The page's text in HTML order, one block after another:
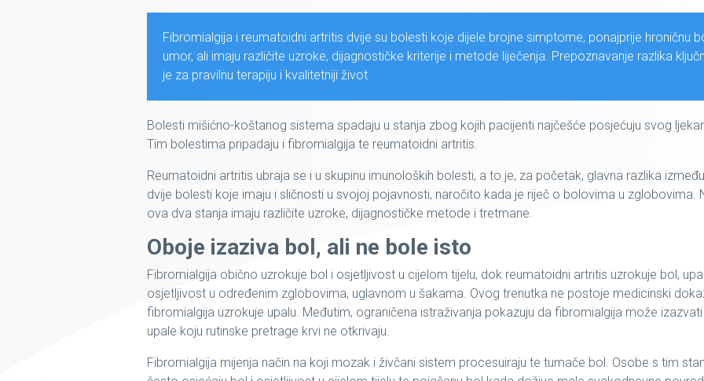
Fibromialgija i reumatoidni artritis dvije su bolesti koje dijele brojne simptome, ponajprije hroničnu
umor, ali imaju različite uzroke, dijagnostičke kriterije i metode liječenja. Prepoznavanje razlika
je za pravilnu terapiju i kvalitetniji život
Bolesti mišićno-koštanog sistema spadaju u stanja zbog kojih pacijenti najčešće posjećuju svog
Tim bolestima pripadaju i fibromialgija te reumatoidni artritis.
Reumatoidni artritis ubraja se i u skupinu imunoloških bolesti, a to je, za početak, glavna razlika
dvije bolesti koje imaju i sličnosti u svojoj pojavnosti, naročito kada je riječ o bolovima u zglobovima.
ova dva stanja imaju različite uzroke, dijagnostičke metode i tretmane.
Oboje izaziva bol, ali ne bole isto
Fibromialgija obično uzrokuje bol i osjetljivost u cijelom tijelu, dok reumatoidni artritis uzrokuje bol,
osjetljivost u određenim zglobovima, uglavnom u šakama. Ovog trenutka ne postoje medicinski
fibromialgija uzrokuje upalu. Međutim, ograničena istraživanja pokazuju da fibromialgija može
upale koju rutinske pretrage krvi ne otkrivaju.
Fibromialgija mijenja način na koji mozak i živčani sistem procesuiraju te tumače bol. Osobe s tim